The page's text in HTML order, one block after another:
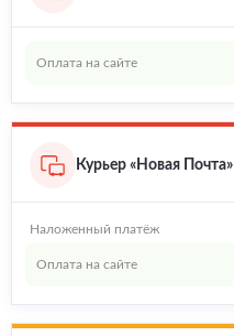
Оплата на сайте
Курьер «Новая Почта»
Наложенный платёж
Оплата на сайте